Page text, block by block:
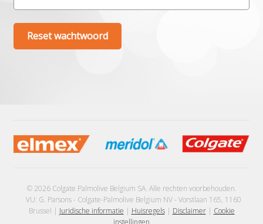
Reset wachtwoord
© 2026 Colgate Palmolive Belgium SA. Alle rechten voorbehouden.
VU: G. Parsons - Colgate-Palmolive Belgium NV - Vorstlaan 165, 1160
Brussel | Juridische informatie | Huisregels| Disclaimer| Cookie
instellingen